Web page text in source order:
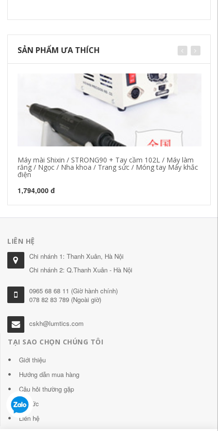
SẢN PHẨM ƯA THÍCH
Máy mài Shixin / STRONG90 + Tay cầm 102L / Máy làm
răng / Ngọc / Nha khoa / Trang sức / Móng tay Máy khắc
điện
1,794,000 đ
LIÊN HỆ
Chi nhánh 1: Thanh Xuân, Hà Nội
Chi nhánh 2: Q.Thanh Xuân - Hà Nội
0965 68 68 11 (Giờ hành chính)
078 82 83 789 (Ngoài giờ)
cskh@lumtics.com
TẠI SAO CHỌN CHÚNG TÔI
Giới thiệu
Hướng dẫn mua hàng
Câu hỏi thường gặp
Tin tức
Liên hệ